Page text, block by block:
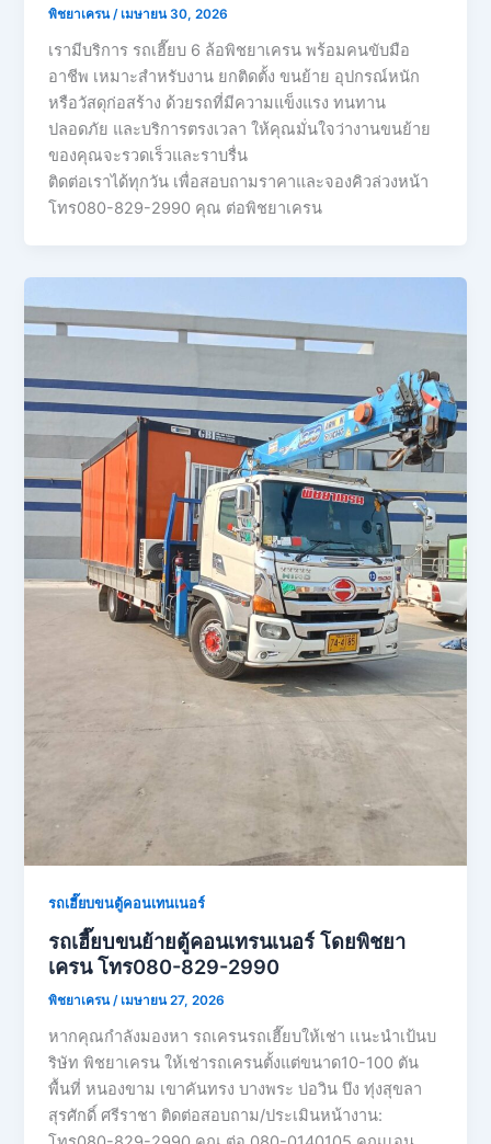
พิชยาเครน/ เมษายน 30, 2026
เรามีบริการ รถเฮี๊ยบ 6 ล้อพิชยาเครน พร้อมคนขับมือ
อาชีพ เหมาะสำหรับงาน ยกติดตั้ง ขนย้าย อุปกรณ์หนัก
หรือวัสดุก่อสร้าง ด้วยรถที่มีความแข็งแรง ทนทาน
ปลอดภัย และบริการตรงเวลา ให้คุณมั่นใจว่างานขนย้าย
ของคุณจะรวดเร็วและราบรื่น
ติดต่อเราได้ทุกวัน เพื่อสอบถามราคาและจองคิวล่วงหน้า
โทร080-829-2990 คุณ ต่อพิชยาเครน
รถเฮี๊ยบขนตู้คอนเทนเนอร์
รถเฮี๊ยบขนย้ายตู้คอนเทรนเนอร์ โดยพิชยา
เครน โทร080-829-2990
พิชยาเครน / เมษายน 27, 2026
หากคุณกำลังมองหา รถเครนรถเฮี๊ยบให้เช่า เเนะนำเป้นบ
ริษัท พิชยาเครน ให้เช่ารถเครนตั้งแต่ขนาด10-100 ตัน
พื้นที่ หนองขาม เขาคันทรง บางพระ บ่อวิน บึง ทุ่งสุขลา
สุรศักดิ์ ศรีราชา ติดต่อสอบถาม/ประเมินหน้างาน: